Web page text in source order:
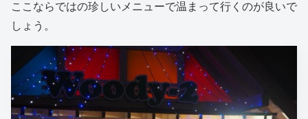
ここならではの珍しいメニューで温まって行くのが良いで
しょう。